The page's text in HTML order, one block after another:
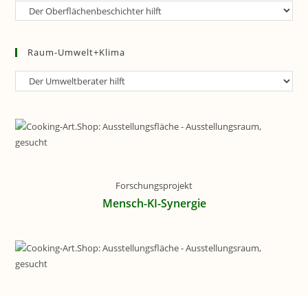
Raum-
Raum-Umwelt+Klima
Raum-
Forschungsprojekt
Mensch-KI-Synergie